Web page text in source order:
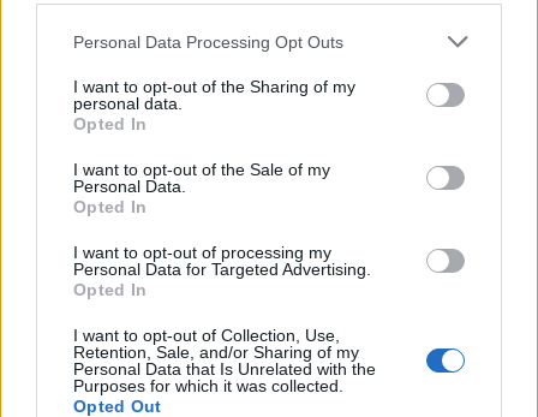
Please note that this website/app uses one or more Google
not limited to your visit or usage behaviour. You may click to
grant or deny consent to Google and its third-party tags to
use your data for below specified purposes in below Google
consent section.
Personal Data Processing Opt Outs
I want to opt-out of the Sharing of my
personal data.
Opted In
I want to opt-out of the Sale of my
Personal Data.
Opted In
I want to opt-out of processing my
Personal Data for Targeted Advertising.
Opted In
I want to opt-out of Collection, Use,
Retention, Sale, and/or Sharing of my
Personal Data that Is Unrelated with the
Purposes for which it was collected.
Opted Out
ilyen kis ördögszarvakat a színpadon, vagy éppen a
egy hasonló frizurával jelent meg, igaz ő nem volt
olyan meggondolatlan, mint Miley, és
levágatta
, csak kékre festette a haját. Neked hogy
tetszik a 80-as évek ihlette Dolce & Gabbana ruha a
90-es évekbeli frizurával?
Megosztás
Küldés
Itt állíthatod be, hogy a Google
keresőben könnyebben megtaláld a
glamour.hu cikkeit